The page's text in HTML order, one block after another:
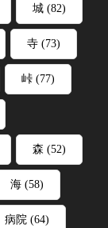
城 (82)
寺 (73)
峠 (77)
森 (52)
海 (58)
病院 (64)